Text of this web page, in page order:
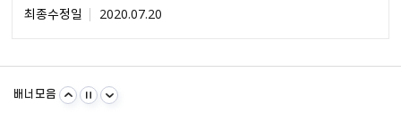
최종수정일 2020.07.20
배너모음
강원일자리정보망